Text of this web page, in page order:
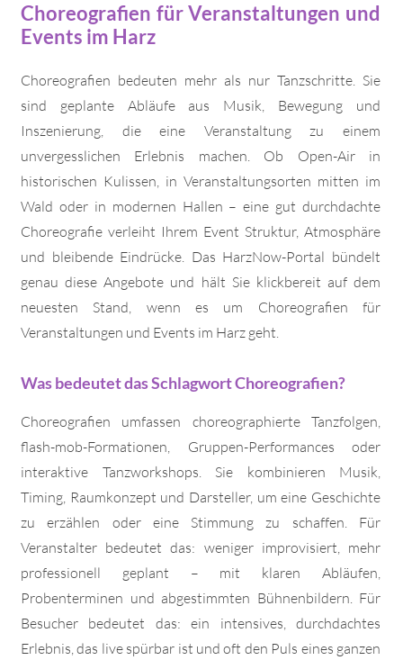
Choreografien für Veranstaltungen und
Events im Harz
Choreografien bedeuten mehr als nur Tanzschritte. Sie
sind geplante Abläufe aus Musik, Bewegung und
Inszenierung, die eine Veranstaltung zu einem
unvergesslichen Erlebnis machen. Ob Open-Air in
historischen Kulissen, in Veranstaltungsorten mitten im
Wald oder in modernen Hallen – eine gut durchdachte
Choreografie verleiht Ihrem Event Struktur, Atmosphäre
und bleibende Eindrücke. Das HarzNow-Portal bündelt
genau diese Angebote und hält Sie klickbereit auf dem
neuesten Stand, wenn es um Choreografien für
Veranstaltungen und Events im Harz geht.
Was bedeutet das Schlagwort Choreografien?
Choreografien umfassen choreographierte Tanzfolgen,
flash-mob-Formationen, Gruppen-Performances oder
interaktive Tanzworkshops. Sie kombinieren Musik,
Timing, Raumkonzept und Darsteller, um eine Geschichte
zu erzählen oder eine Stimmung zu schaffen. Für
Veranstalter bedeutet das: weniger improvisiert, mehr
professionell geplant – mit klaren Abläufen,
Probenterminen und abgestimmten Bühnenbildern. Für
Besucher bedeutet das: ein intensives, durchdachtes
Erlebnis, das live spürbar ist und oft den Puls eines ganzen